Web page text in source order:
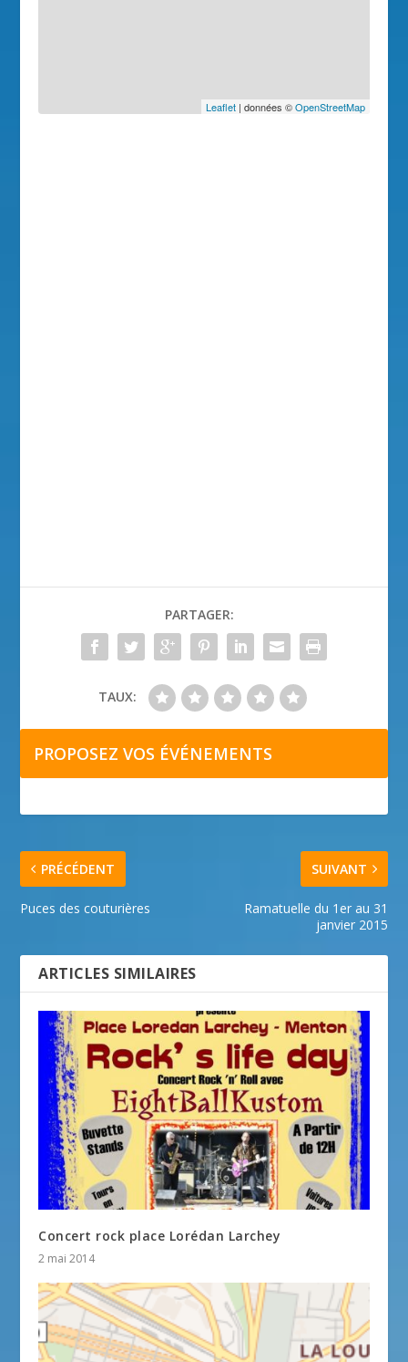
Leaflet| données ©OpenStreetMap
PARTAGER:
TAUX:
PROPOSEZ VOS ÉVÉNEMENTS
PRÉCÉDENT
Puces des couturières
SUIVANT
Ramatuelle du 1er au 31
janvier 2015
ARTICLES SIMILAIRES
Concert rock place Lorédan Larchey
2 mai 2014